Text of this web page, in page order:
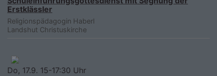
Erstklässler
Religionspädagogin Haberl
Landshut Christuskirche
Do, 17.9. 15-17:30 Uhr